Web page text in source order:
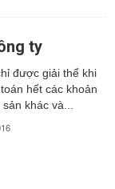
ty
được giải thể khi
hết các khoản
khác và...